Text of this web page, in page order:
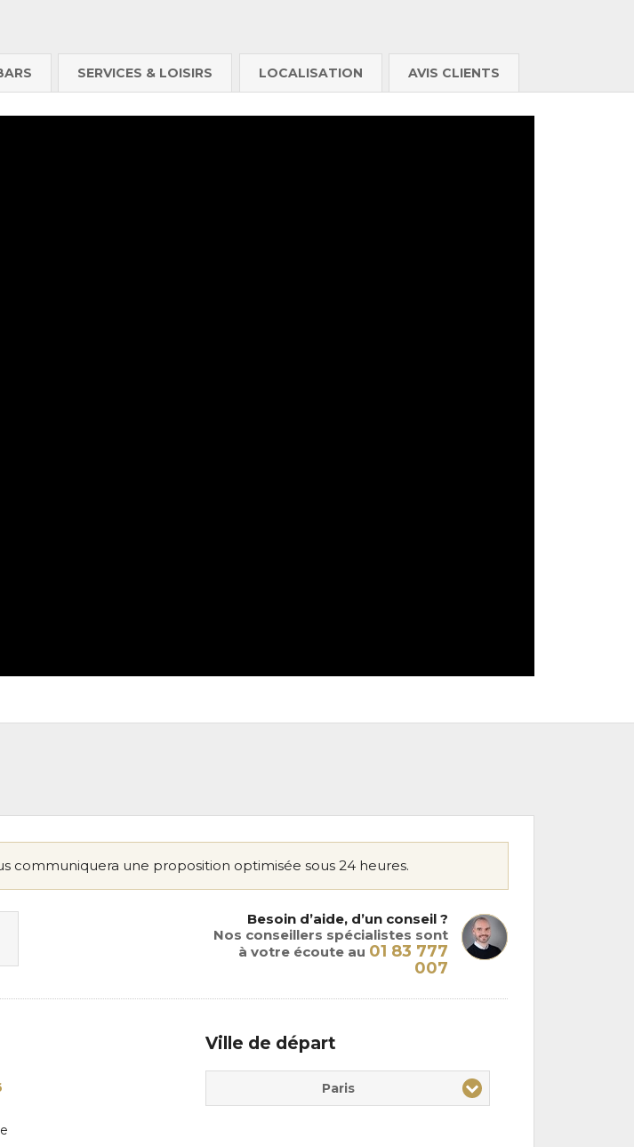
SERVICES & LOISIRS LOCALISATION AVIS CLIENTS
communiquera une proposition optimisée sous 24 heures.
Besoin d’aide, d’un conseil ?
Nos conseillers spécialistes sont
à votre écoute au 01 83 777
007
Ville de départ
Paris